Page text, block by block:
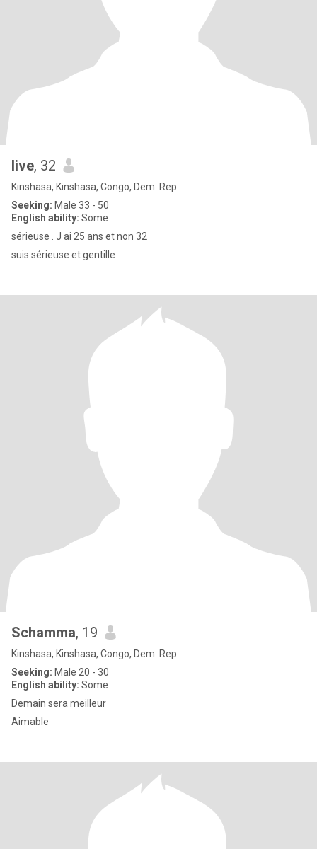
live, 32
Kinshasa, Kinshasa, Congo, Dem. Rep
Seeking: Male 33 - 50
English ability: Some
sérieuse . J ai 25 ans et non 32
suis sérieuse et gentille
Schamma, 19
Kinshasa, Kinshasa, Congo, Dem. Rep
Seeking: Male 20 - 30
English ability: Some
Demain sera meilleur
Aimable